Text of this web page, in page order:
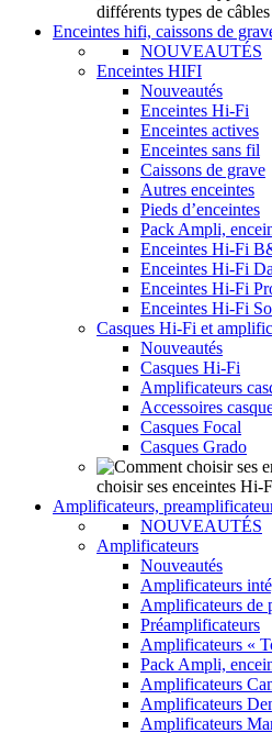
différents types de
Enceintes hifi, caissons de
NOUVEAUTÉS
Enceintes HIFI
Nouveautés
Enceintes Hi-Fi
Enceintes actives
Enceintes sans fil
Caissons de grave
Autres enceintes
Pieds d’enceintes
Pack Ampli,
Enceintes Hi-Fi
Enceintes Hi-Fi
Enceintes Hi-Fi
Enceintes Hi-Fi
Casques Hi-Fi et
Nouveautés
Casques Hi-Fi
Amplificateurs
Accessoires
Casques Focal
Casques Grado
choisir ses enceintes Hi-
Amplificateurs,
NOUVEAUTÉS
Amplificateurs
Nouveautés
Amplificateurs
Amplificateurs de
Préamplificateurs
Amplificateurs «
Pack Ampli,
Amplificateurs
Amplificateurs
Amplificateurs